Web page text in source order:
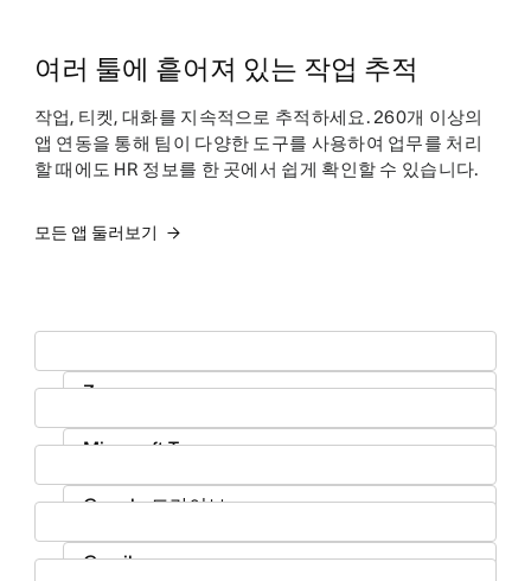
여러 툴에 흩어져 있는 작업 추적
작업, 티켓, 대화를 지속적으로 추적하세요. 260개 이상의
앱 연동을 통해 팀이 다양한 도구를 사용하여 업무를 처리
할 때에도 HR 정보를 한 곳에서 쉽게 확인할 수 있습니다.
모든 앱 둘러보기